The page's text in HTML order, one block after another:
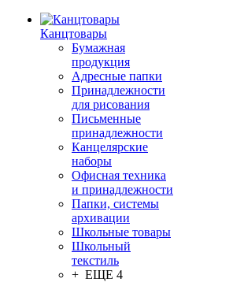
Канцтовары
Бумажная
продукция
Адресные папки
Принадлежности
для рисования
Письменные
принадлежности
Канцелярские
наборы
Офисная техника
и принадлежности
Папки, системы
архивации
Школьные товары
Школьный
текстиль
+ ЕЩЕ 4